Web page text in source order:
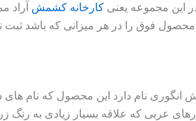
این مجموعه یعنی کارخانه کشمش آراد
فوق را در هر میزانی که باشد ثبت
نام دارد این محصول که نام‌ های
که علاقه بسیار زیادی به رنگ زرد